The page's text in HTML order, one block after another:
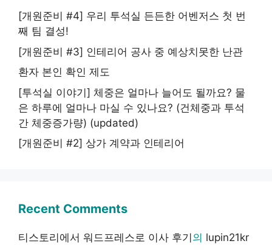
[개원준비 #4] 우리 투석실 든든한 어벤저스 첫 번
째 팀 결성!
[개원준비 #3] 인테리어 공사 중 예상치못한 난관
환자 본인 확인 제도
[투석실 이야기] 체중은 얼마나 늘어도 될까요? 물
은 하루에 얼마나 마실 수 있나요? (건체중과 투석
간 체중증가량) (updated)
[개원준비 #2] 상가 계약과 인테리어
Recent Comments
티스토리에서 워드프레스로 이사 후기 의 lupin21kr